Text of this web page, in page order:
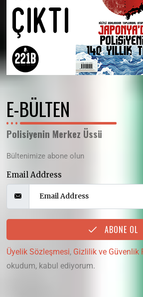
E-BÜLTEN
Polisiyenin Merkez Üssü
Bültenimize abone olun
Email Address
ABONE OL
Üyelik Sözleşmesi, Gizlilik ve Güvenlik
okudum, kabul ediyorum.